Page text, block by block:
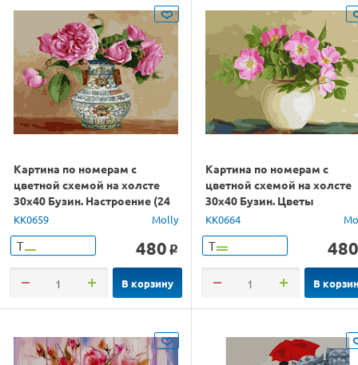
Картина по номерам с
цветной схемой на холсте
30х40 Бузин. Настроение (24
цвета)
KK0659 Molly
Т 480 o
В корзину
Картина по номерам с
цветной схемой на холсте
30х40 Бузин. Цветы
шиповника (22 цвета)
KK0664
Т 480
В